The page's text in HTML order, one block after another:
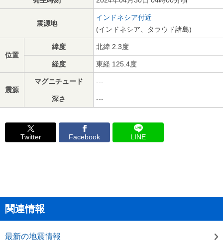
震源地
インドネシア付近
(インドネシア、タラウド諸島)
位置
緯度 北緯 2.3度
経度 東経 125.4度
震源
マグニチュード ---
深さ ---
Twitter Facebook LINE
関連情報
最新の地震情報